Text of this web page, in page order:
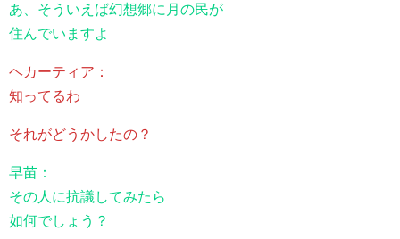
あ、そういえば幻想郷に月の民が
住んでいますよ
ヘカーティア：
知ってるわ
それがどうかしたの？
早苗：
その人に抗議してみたら
如何でしょう？